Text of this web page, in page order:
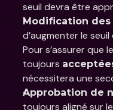
seuil devra être
Modification
d’augmenter le
Pour s’assurer que
toujours
nécessitera une
Approbation de
toujours aligné sur